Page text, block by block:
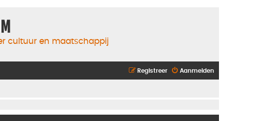
cultuur en maatschappij
Aanmelden
Registreer